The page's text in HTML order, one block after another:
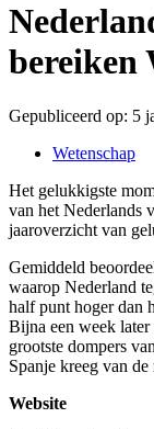
bereiken
Gepubliceerd op: 5
Wetenschap
Het gelukkigste
van het Nederlands
jaaroverzicht van
Gemiddeld
waarop Nederland
half punt hoger dan
Bijna een week
grootste dompers
Spanje kreeg van de
Website